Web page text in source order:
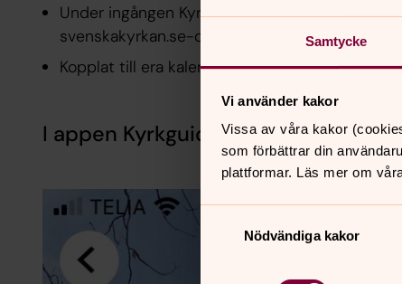
Samtycke
Vi använder kakor
Vissa av våra kakor
som förbättrar din
plattformar. Läs mer om
Nödvändiga kakor
Under ingången Kyrkor (finns i sidhuvudet på
svenskakyrkan.se-domänen).
Kopplat till era kalenderhändelser.
I appen Kyrkguiden